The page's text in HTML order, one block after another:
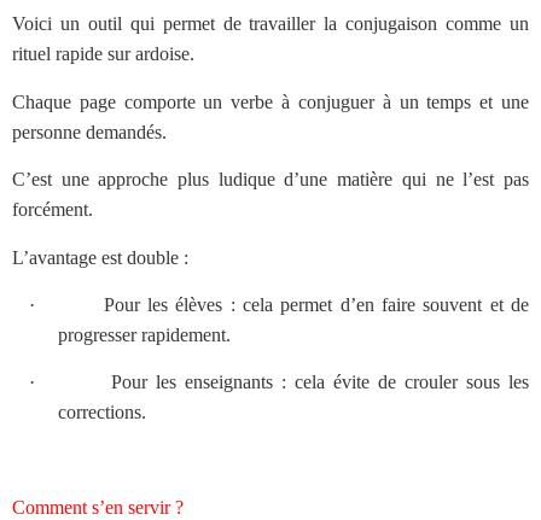
Voici un outil qui permet de travailler la conjugaison comme un
rituel rapide sur ardoise.
Chaque page comporte un verbe à conjuguer à un temps et une
personne demandés.
C’est une approche plus ludique d’une matière qui ne l’est pas
forcément.
L’avantage est double :
· Pour les élèves : cela permet d’en faire souvent et de
progresser rapidement.
· Pour les enseignants : cela évite de crouler sous les
corrections.
Comment s’en servir ?